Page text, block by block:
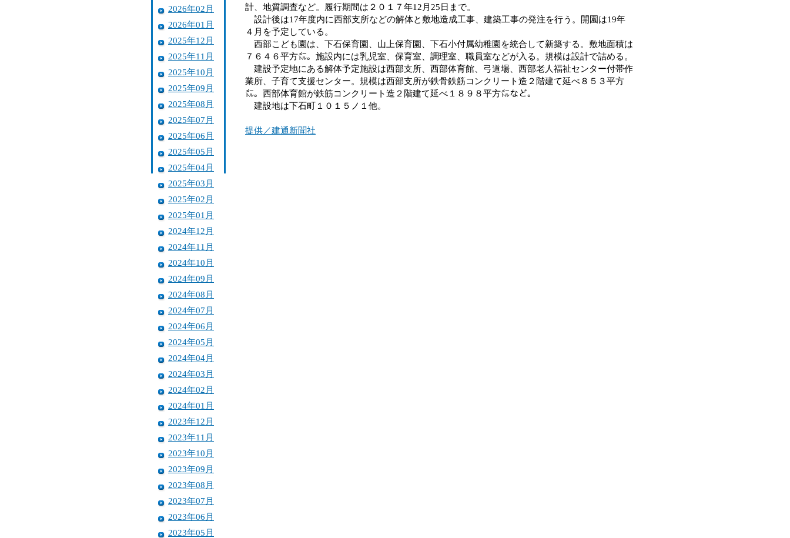
2026年02月
2026年01月
2025年12月
2025年11月
2025年10月
2025年09月
2025年08月
2025年07月
2025年06月
2025年05月
2025年04月
2025年03月
2025年02月
2025年01月
2024年12月
2024年11月
2024年10月
2024年09月
2024年08月
2024年07月
2024年06月
2024年05月
2024年04月
2024年03月
2024年02月
2024年01月
2023年12月
2023年11月
2023年10月
2023年09月
2023年08月
2023年07月
2023年06月
2023年05月
計、地質調査など。履行期間は２０１７年12月25日まで。
設計後は17年度内に西部支所などの解体と敷地造成工事、建築工事の発注を行う。開園は19年
４月を予定している。
西部こども園は、下石保育園、山上保育園、下石小付属幼稚園を統合して新築する。敷地面積は
７６４６平方㍍。施設内には乳児室、保育室、調理室、職員室などが入る。規模は設計で詰める。
建設予定地にある解体予定施設は西部支所、西部体育館、弓道場、西部老人福祉センター付帯作
業所、子育て支援センター。規模は西部支所が鉄骨鉄筋コンクリート造２階建て延べ８５３平方
㍍。西部体育館が鉄筋コンクリート造２階建て延べ１８９８平方㍍など。
建設地は下石町１０１５ノ１他。
提供／建通新聞社